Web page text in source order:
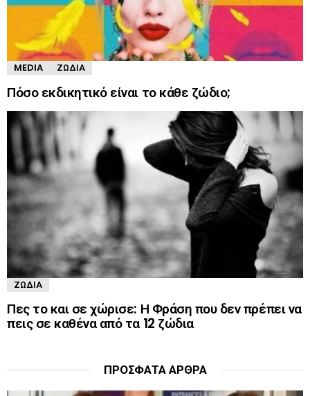
MEDIA ΖΏΔΙΑ
Πόσο εκδικητικό είναι το κάθε ζώδιο;
ΖΏΔΙΑ
Πες το και σε χώρισε: Η Φράση που δεν πρέπει να
πεις σε καθένα από τα 12 ζώδια
ΠΡΌΣΦΑΤΑ ΆΡΘΡΑ